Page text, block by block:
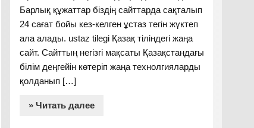
Барлық құжаттар біздің сайттарда сақталып
24 сағат бойы кез-келген ұстаз тегін жүктеп
ала алады. ustaz tilegi Қазақ тіліндегі жаңа
сайт. Сайттың негізгі мақсаты Қазақстандағы
білім деңгейін көтеріп жаңа технолгияларды
қолданып […]
» Читать далее